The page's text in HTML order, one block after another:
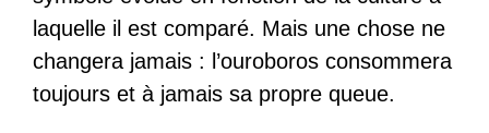
laquelle il est comparé. Mais une chose ne
changera jamais : l’ouroboros consommera
toujours et à jamais sa propre queue.